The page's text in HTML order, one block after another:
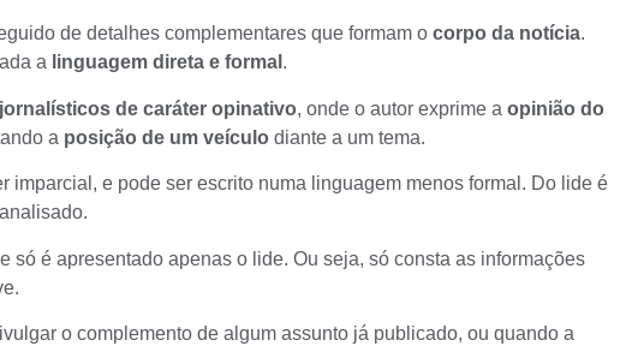
de detalhes complementares que formam o corpo da notícia.
a linguagem direta e formal .
de caráter opinativo, onde o autor exprime a opinião do
a posição de um veículo diante a um tema.
imparcial, e pode ser escrito numa linguagem menos formal. Do lide é
só é apresentado apenas o lide. Ou seja, só consta as informações
o complemento de algum assunto já publicado, ou quando a